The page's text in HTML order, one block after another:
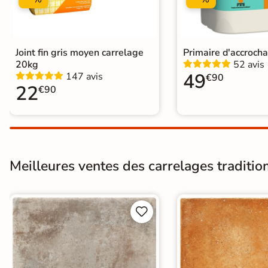
Joint fin gris moyen carrelage
20kg
147 avis
22€90
Primaire
52 avis
49€90
Meilleures ventes des carrelages

